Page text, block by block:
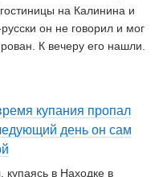
на Калинина и
он не говорил и мог
К вечеру его нашли.
купания пропал
день он сам
в Находке в